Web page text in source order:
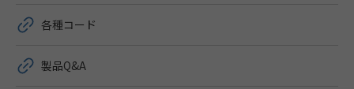
各種コード
製品Q&A